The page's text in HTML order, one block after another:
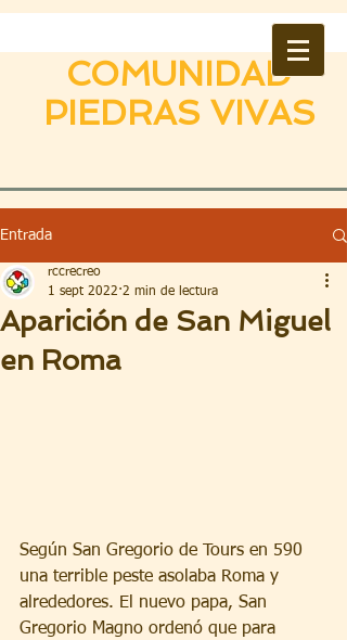
COMUNIDAD
PIEDRAS VIVAS
Entrada
Aparición de San Miguel
en Roma
rccrecreo
1 sept 2022 2 min de lectura
Según San Gregorio de Tours en 590
una terrible peste asolaba Roma y
alrededores. El nuevo papa, San
Gregorio Magno ordenó que para